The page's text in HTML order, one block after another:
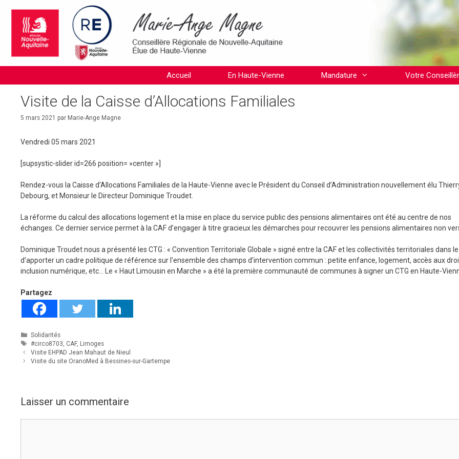
contenu
Accueil En Haute-Vienne Mandature Votre
Visite de la Caisse d’Allocations Familiales
5 mars 2021 par Marie-Ange Magne
Vendredi 05 mars 2021
[supsystic-slider id=266 position= »center »]
Rendez-vous la Caisse d’Allocations Familiales de la Haute-Vienne avec le Président du Conseil d’Administration nouvellement élu
Debourg, et Monsieur le Directeur Dominique Troudet.
La réforme du calcul des allocations logement et la mise en place du service public des pensions alimentaires ont été au centre de nos
échanges. Ce dernier service permet à la CAF d’engager à titre gracieux les démarches pour recouvrer les pensions alimentaires non
Dominique Troudet nous a présenté les CTG : « Convention Territoriale Globale » signé entre la CAF et les collectivités territoriales dans
d’apporter un cadre politique de référence sur l’ensemble des champs d’intervention commun : petite enfance, logement, accès aux
inclusion numérique, etc… Le « Haut Limousin en Marche » a été la première communauté de communes à signer un CTG en Haute-
Partagez
Catégories
Solidarités
Étiquettes
#circo8703, CAF, Limoges
Visite EHPAD Jean Mahaut de Nieul
Visite du site OranoMed à Bessines-sur-Gartempe
Laisser un commentaire